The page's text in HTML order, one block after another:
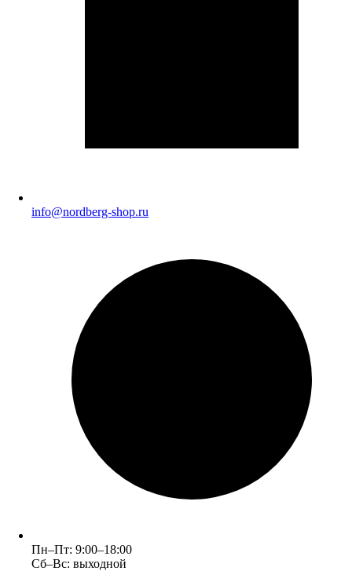
info@nordberg-shop.ru
Пн–Пт: 9:00–18:00
Сб–Вс: выходной